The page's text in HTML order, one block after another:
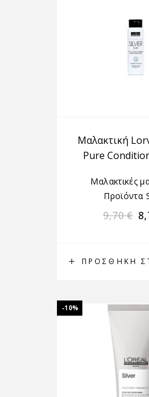
ΠΡΟΣΘΉΚΗ
Μαλακτική
Pure
Μαλακτικές
Προϊόντα
9,70€
-10%